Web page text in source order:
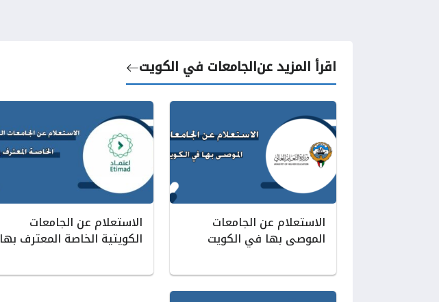
اقرأ المزيد عنالجامعات في الكويت
الاستعلام عن الجامعات
الموصى بها في الكويت
الاستعلام عن الجامعات
الكويتية الخاصة المعترف بها